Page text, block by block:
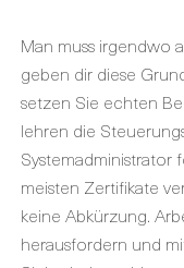
Man muss irgendwo
geben dir diese
setzen Sie echten
lehren die
Systemadministrator
meisten Zertifikate
keine Abkürzung.
herausfordern und